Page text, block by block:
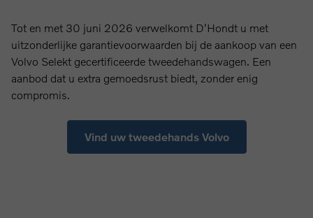
Tot en met 30 juni 2026 verwelkomt D'Hondt u met
uitzonderlijke garantievoorwaarden bij de aankoop van een
Volvo Selekt gecertificeerde tweedehandswagen. Een
aanbod dat u extra gemoedsrust biedt, zonder enig
compromis.
Vind uw tweedehands Volvo